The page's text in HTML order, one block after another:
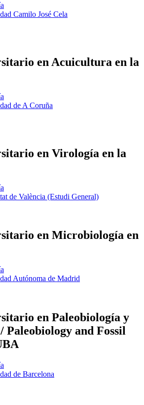
Camilo José Cela
en Acuicultura en la
de A Coruña
en Virología en la
de València (Estudi General)
en Microbiología en
Autónoma de Madrid
en Paleobiología y
Paleobiology and Fossil
de Barcelona